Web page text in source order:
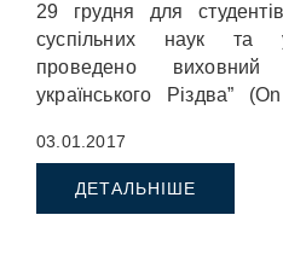
29 грудня для
суспільних наук та
проведено виховний
українського Різдва”
03.01.2017
ДЕТАЛЬНІШЕ